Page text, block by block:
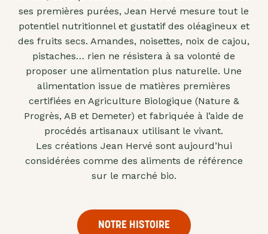
ses premières purées, Jean Hervé mesure tout le
potentiel nutritionnel et gustatif des oléagineux et
des fruits secs. Amandes, noisettes, noix de cajou,
pistaches… rien ne résistera à sa volonté de
proposer une alimentation plus naturelle. Une
alimentation issue de matières premières
certifiées en Agriculture Biologique (Nature &
Progrès, AB et Demeter) et fabriquée à l’aide de
procédés artisanaux utilisant le vivant.
Les créations Jean Hervé sont aujourd’hui
considérées comme des aliments de référence
sur le marché bio.
NOTRE HISTOIRE
Anti-
gaspi
Promotions